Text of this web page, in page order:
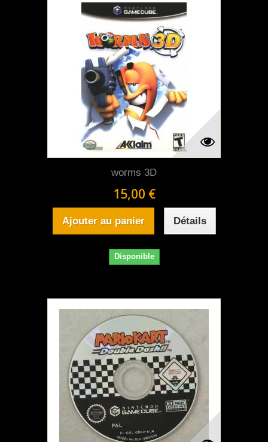
worms 3D
15,00 €
Ajouter au panier Détails
Disponible